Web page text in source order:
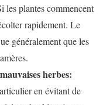
les plantes commencent
rapidement. Le
généralement que les
herbes:
en évitant de